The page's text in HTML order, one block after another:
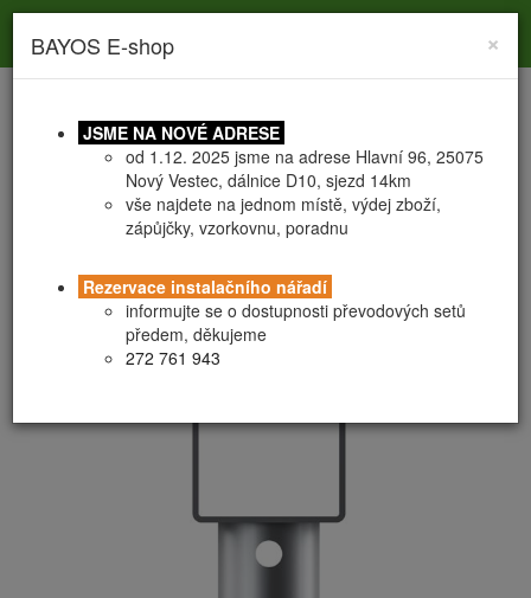
navigation
HOBBY vruty nastavitelné PATKA U-100
×
BAYOS E-shop
JSME NA NOVÉ ADRESE
od 1.12. 2025 jsme na adrese Hlavní 96, 25075
Nový Vestec, dálnice D10, sjezd 14km
vše najdete na jednom místě, výdej zboží,
zápůjčky, vzorkovnu, poradnu
Rezervace instalačního nářadí
informujte se o dostupnosti převodových setů
předem, děkujeme
272 761 943